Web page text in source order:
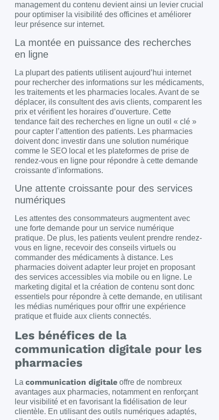
management du contenu devient ainsi un levier crucial
pour optimiser la visibilité des officines et améliorer
leur présence sur internet.
La montée en puissance des recherches
en ligne
La plupart des patients utilisent aujourd’hui internet
pour rechercher des informations sur les médicaments,
les traitements et les pharmacies locales. Avant de se
déplacer, ils consultent des avis clients, comparent les
prix et vérifient les horaires d’ouverture. Cette
tendance fait des recherches en ligne un outil « clé »
pour capter l’attention des patients. Les pharmacies
doivent donc investir dans une solution numérique
comme le SEO local et les plateformes de prise de
rendez-vous en ligne pour répondre à cette demande
croissante d’informations.
Une attente croissante pour des services
numériques
Les attentes des consommateurs augmentent avec
une forte demande pour un service numérique
pratique. De plus, les patients veulent prendre rendez-
vous en ligne, recevoir des conseils virtuels ou
commander des médicaments à distance. Les
pharmacies doivent adapter leur projet en proposant
des services accessibles via mobile ou en ligne. Le
marketing digital et la création de contenu sont donc
essentiels pour répondre à cette demande, en utilisant
les médias numériques pour offrir une expérience
pratique et fluide aux clients connectés.
Les bénéfices de la
communication digitale pour les
pharmacies
La communication digitale offre de nombreux
avantages aux pharmacies, notamment en renforçant
leur visibilité et en favorisant la fidélisation de leur
clientèle. En utilisant des outils numériques adaptés,